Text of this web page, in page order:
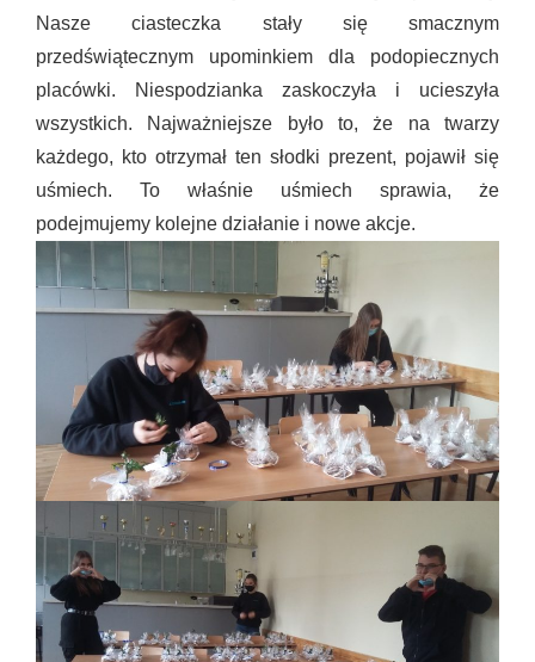
Nasze ciasteczka stały się smacznym
przedświątecznym upominkiem dla podopiecznych
placówki. Niespodzianka zaskoczyła i ucieszyła
wszystkich. Najważniejsze było to, że na twarzy
każdego, kto otrzymał ten słodki prezent, pojawił się
uśmiech. To właśnie uśmiech sprawia, że
podejmujemy kolejne działanie i nowe akcje.